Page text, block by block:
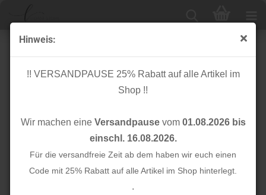
Hinweis:
!! VERSANDPAUSE 25% Rabatt auf alle Artikel im
Shop !!
Wir machen eine Versandpausevom 01.08.2026 bis
einschl. 16.08.2026.
Für die versandfreie Zeit ab dem haben wir euch einen
Code mit 25% Rabatt auf alle Artikel im Shop hinterlegt.
.
Knopf Corozo - Dish - 25 mm - mustard - meetMilk